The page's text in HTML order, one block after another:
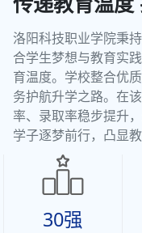
洛阳科技职业学院秉
合学生梦想与教育实
育温度。学校整合优
务护航升学之路。在
率、录取率稳步提升
学子逐梦前行，凸显
30强